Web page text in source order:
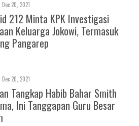
Dec 20, 2021
212 Minta KPK Investigasi
Keluarga Jokowi, Termasuk
Pangarep
Dec 20, 2021
Tangkap Habib Bahar Smith
Ini Tanggapan Guru Besar